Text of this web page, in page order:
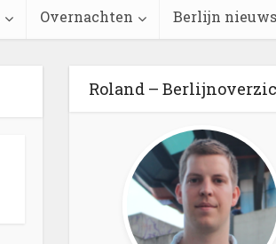
Overnachten Berlijn nieuws
Roland –